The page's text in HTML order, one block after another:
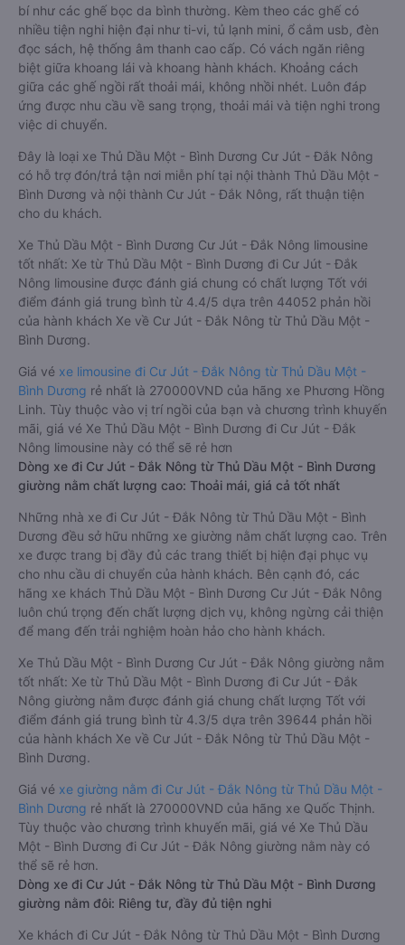
bí như các ghế bọc da bình thường. Kèm theo các ghế có
nhiều tiện nghi hiện đại như ti-vi, tủ lạnh mini, ổ cắm usb, đèn
đọc sách, hệ thống âm thanh cao cấp. Có vách ngăn riêng
biệt giữa khoang lái và khoang hành khách. Khoảng cách
giữa các ghế ngồi rất thoải mái, không nhồi nhét. Luôn đáp
ứng được nhu cầu về sang trọng, thoải mái và tiện nghi trong
việc di chuyển.
Đây là loại xe Thủ Dầu Một - Bình Dương Cư Jút - Đắk Nông
có hỗ trợ đón/trả tận nơi miễn phí tại nội thành Thủ Dầu Một -
Bình Dương và nội thành Cư Jút - Đắk Nông, rất thuận tiện
cho du khách.
Xe Thủ Dầu Một - Bình Dương Cư Jút - Đắk Nông limousine
tốt nhất: Xe từ Thủ Dầu Một - Bình Dương đi Cư Jút - Đắk
Nông limousine được đánh giá chung có chất lượng Tốt với
điểm đánh giá trung bình từ 4.4/5 dựa trên 44052 phản hồi
của hành khách Xe về Cư Jút - Đắk Nông từ Thủ Dầu Một -
Bình Dương.
Giá vé xe limousine đi Cư Jút - Đắk Nông từ Thủ Dầu Một -
Bình Dương rẻ nhất là 270000VND của hãng xe Phương Hồng
Linh. Tùy thuộc vào vị trí ngồi của bạn và chương trình khuyến
mãi, giá vé Xe Thủ Dầu Một - Bình Dương đi Cư Jút - Đắk
Nông limousine này có thể sẽ rẻ hơn
Dòng xe đi Cư Jút - Đắk Nông từ Thủ Dầu Một - Bình Dương
giường nằm chất lượng cao: Thoải mái, giá cả tốt nhất
Những nhà xe đi Cư Jút - Đắk Nông từ Thủ Dầu Một - Bình
Dương đều sở hữu những xe giường nằm chất lượng cao. Trên
xe được trang bị đầy đủ các trang thiết bị hiện đại phục vụ
cho nhu cầu di chuyển của hành khách. Bên cạnh đó, các
hãng xe khách Thủ Dầu Một - Bình Dương Cư Jút - Đắk Nông
luôn chú trọng đến chất lượng dịch vụ, không ngừng cải thiện
để mang đến trải nghiệm hoàn hảo cho hành khách.
Xe Thủ Dầu Một - Bình Dương Cư Jút - Đắk Nông giường nằm
tốt nhất: Xe từ Thủ Dầu Một - Bình Dương đi Cư Jút - Đắk
Nông giường nằm được đánh giá chung chất lượng Tốt với
điểm đánh giá trung bình từ 4.3/5 dựa trên 39644 phản hồi
của hành khách Xe về Cư Jút - Đắk Nông từ Thủ Dầu Một -
Bình Dương.
Giá vé xe giường nằm đi Cư Jút - Đắk Nông từ Thủ Dầu Một -
Bình Dương rẻ nhất là 270000VND của hãng xe Quốc Thịnh.
Tùy thuộc vào chương trình khuyến mãi, giá vé Xe Thủ Dầu
Một - Bình Dương đi Cư Jút - Đắk Nông giường nằm này có
thể sẽ rẻ hơn.
Dòng xe đi Cư Jút - Đắk Nông từ Thủ Dầu Một - Bình Dương
giường nằm đôi: Riêng tư, đầy đủ tiện nghi
Xe khách đi Cư Jút - Đắk Nông từ Thủ Dầu Một - Bình Dương